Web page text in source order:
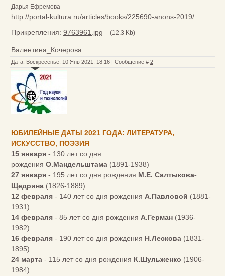
Дарья Ефремова
http://portal-kultura.ru/articles/books/225690-anons-2019/
Прикрепления: 9763961.jpg (12.3 Kb)
Валентина_Кочерова
Дата: Воскресенье, 10 Янв 2021, 18:16 | Сообщение # 2
ЮБИЛЕЙНЫЕ ДАТЫ 2021 ГОДА: ЛИТЕРАТУРА,
ИСКУССТВО, ПОЭЗИЯ
15 января - 130 лет со дня
рождения О.Мандельштама (1891-1938)
27 января - 195 лет со дня рождения М.Е. Салтыкова-
Щедрина (1826-1889)
12 февраля - 140 лет со дня рождения А.Павловой (1881-
1931)
14 февраля - 85 лет со дня рождения А.Герман (1936-
1982)
16 февраля - 190 лет со дня рождения Н.Лескова (1831-
1895)
24 марта - 115 лет со дня рождения К.Шульженко (1906-
1984)